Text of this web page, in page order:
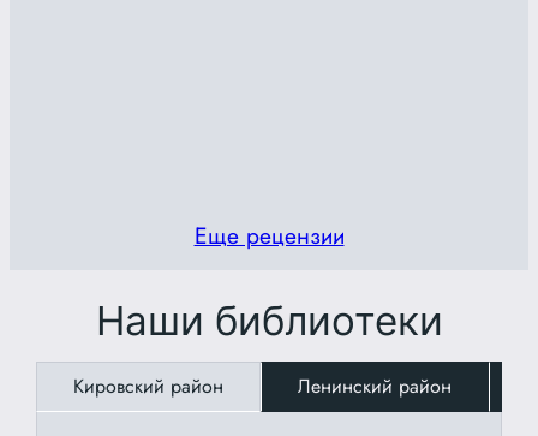
Еще рецензии
Наши библиотеки
Кировский район Ленинский район